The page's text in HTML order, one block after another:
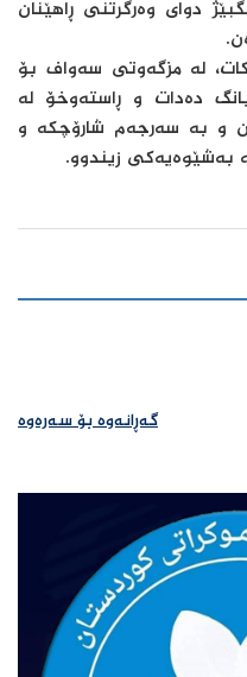
دوای وەرگرتنی ڕاهێنان
لە مزگەوتی سەواف بۆ
دەدات و ڕاستەوخۆ لە
و بە سەرجەم شارۆچکە و
بەشێوەیەکی زیندوو.
گەڕانەوە بۆ سەرەوە